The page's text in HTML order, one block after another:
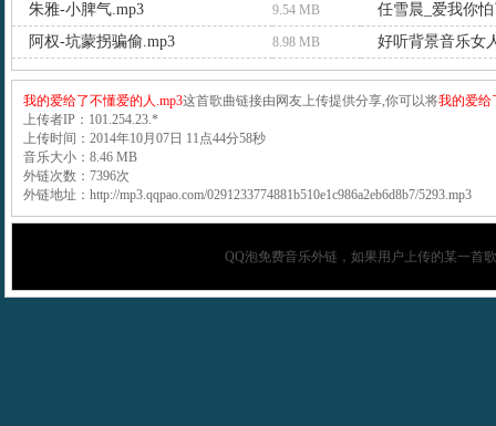
朱雅-小脾气.mp3
9.54 MB
任雪晨_爱我你
阿权-坑蒙拐骗偷.mp3
8.98 MB 好听背景音乐女
我的爱给了不懂爱的人.mp3这首歌曲链接由网友上传提供分享,你可以将我的爱给
上传者IP：101.254.23.*
上传时间：2014年10月07日 11点44分58秒
音乐大小：8.46 MB
外链次数：7396次
外链地址：http://mp3.qqpao.com/0291233774881b510e1c986a2eb6d8b7/5293.mp3
QQ泡免费音乐外链，如果用户上传的某一首